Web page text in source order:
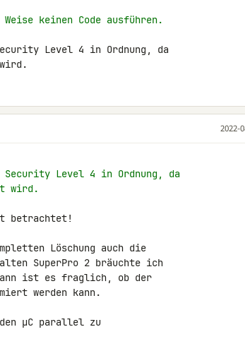
keinen Code ausführen.
Level 4 in Ordnung, da
wird.
2022-
Level 4 in Ordnung, da
wird.
betrachtet!
Löschung auch die
SuperPro 2 bräuchte ich
ist es fraglich, ob der
werden kann.
µC parallel zu